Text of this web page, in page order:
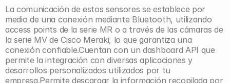
La comunicación de estos sensores se establece por
medio de una conexión mediante Bluetooth, utilizando
access points de la serie MR o a través de las cámaras de
la serie MV de Cisco Meraki, lo que garantiza una
conexión confiable.Cuentan con un dashboard API que
permite la integración con diversas aplicaciones y
desarrollos personalizados utilizados por tu
empresa.Permite descargar la información recopilada por